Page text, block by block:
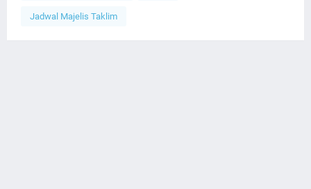
Jadwal Majelis Taklim